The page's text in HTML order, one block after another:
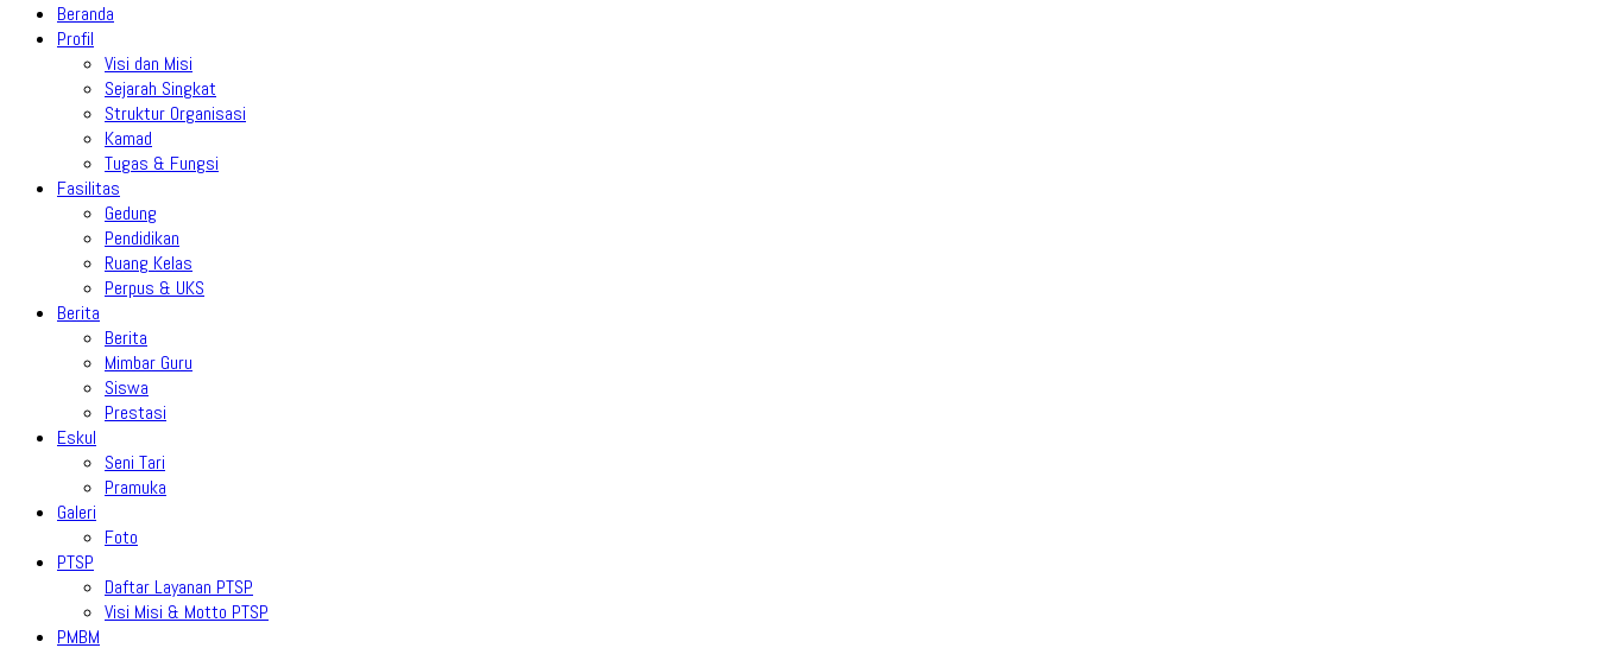
Beranda
Profil
Visi dan Misi
Sejarah Singkat
Struktur Organisasi
Kamad
Tugas & Fungsi
Fasilitas
Gedung
Pendidikan
Ruang Kelas
Perpus & UKS
Berita
Berita
Mimbar Guru
Siswa
Prestasi
Eskul
Seni Tari
Pramuka
Galeri
Foto
PTSP
Daftar Layanan PTSP
Visi Misi & Motto PTSP
PMBM